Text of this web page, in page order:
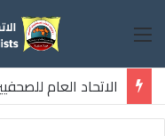
القائمة
الاتحاد العام
ثلاثة صحفيين